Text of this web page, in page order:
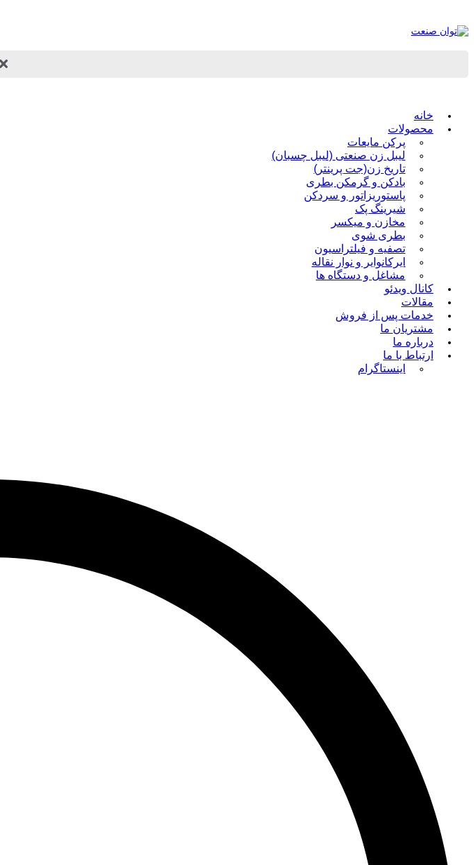
خانه
محصولات
پرکن مایعات
لیبل زن صنعتی (لیبل چسبان)
تاریخ زن(جت پرینتر)
بادکن و گرمکن بطری
پاستوریزاتور و سردکن
شیرینگ پک
مخازن و میکسر
بطری شوی
تصفیه و فیلتراسیون
ایرکانوایر و نوار نقاله
مشاغل و دستگاه ها
کانال ویدئو
مقالات
خدمات پس از فروش
مشتریان ما
درباره ما
ارتباط با ما
اینستاگرام